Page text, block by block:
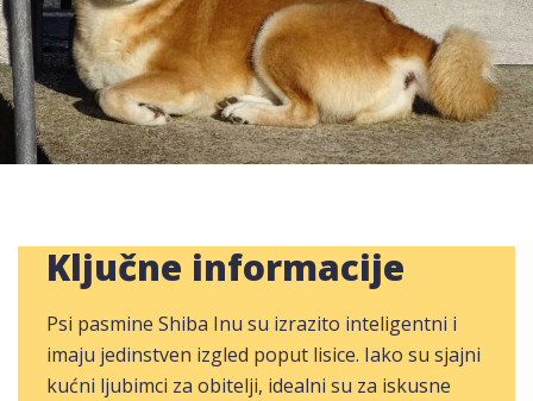
Ključne informacije
Psi pasmine Shiba Inu su izrazito inteligentni i
imaju jedinstven izgled poput lisice. Iako su sjajni
kućni ljubimci za obitelji, idealni su za iskusne